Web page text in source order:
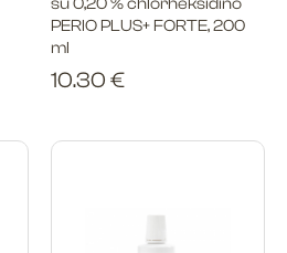
su 0,20 % chlorheksidino
PERIO PLUS+ FORTE, 200
ml
10.30 €